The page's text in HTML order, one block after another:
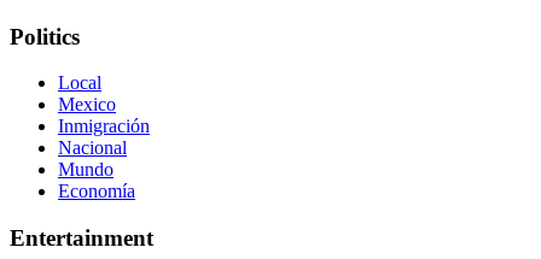
Politics
Local
Mexico
Inmigración
Nacional
Mundo
Economía
Entertainment